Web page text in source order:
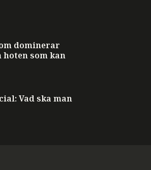
dominerar
hoten som kan
Vad ska man